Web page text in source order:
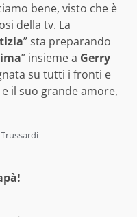
bene, visto che è
della tv. La
” sta preparando
” insieme a Gerry
su tutti i fronti e
il suo grande amore,